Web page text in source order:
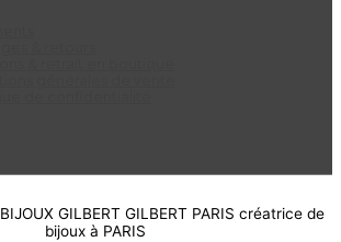
BIJOUX GILBERT GILBERT PARIS créatrice de
bijoux à PARIS